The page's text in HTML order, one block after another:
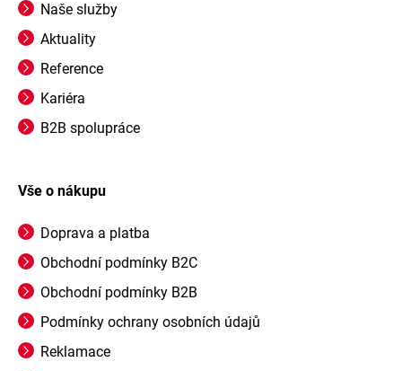
Naše služby
Aktuality
Reference
Kariéra
B2B spolupráce
Vše o nákupu
Doprava a platba
Obchodní podmínky B2C
Obchodní podmínky B2B
Podmínky ochrany osobních údajů
Reklamace